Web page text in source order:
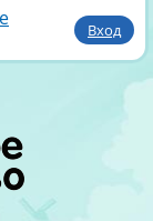
Вход